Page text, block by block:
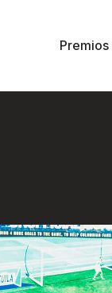
Premios